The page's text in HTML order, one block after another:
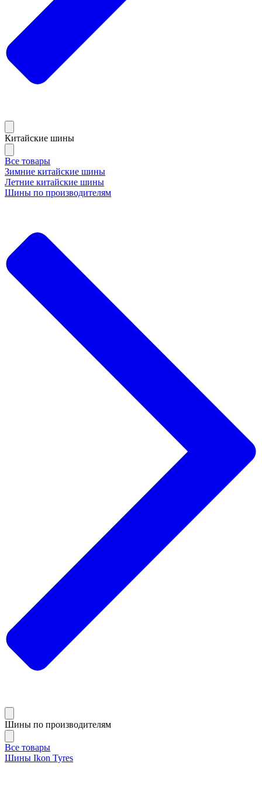
Китайские шины
Все товары
Зимние китайские шины
Летние китайские шины
Шины по производителям
Шины по производителям
Все товары
Шины Ikon Tyres